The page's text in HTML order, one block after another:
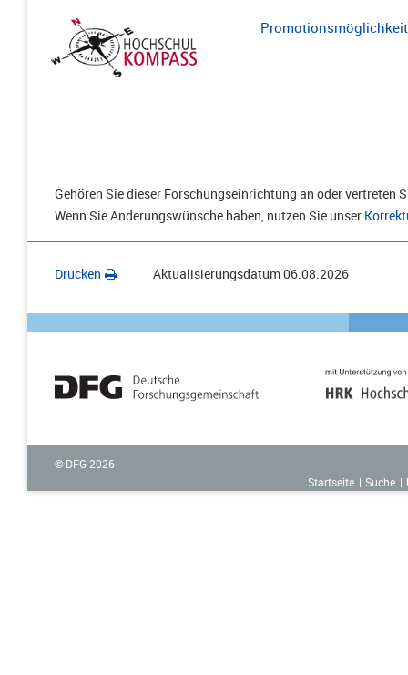
Gehören Sie dieser Forschungseinrichtung an oder vertreten
Wenn Sie Änderungswünsche haben, nutzen Sie unser
Drucken Aktualisierungsdatum06.08.2026
© DFG 2026
Startseite
Suche